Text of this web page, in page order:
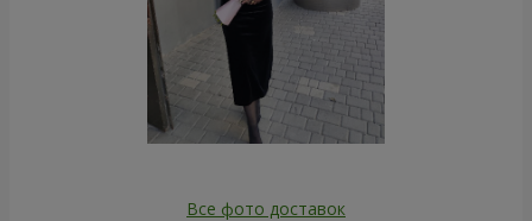
Все фото доставок